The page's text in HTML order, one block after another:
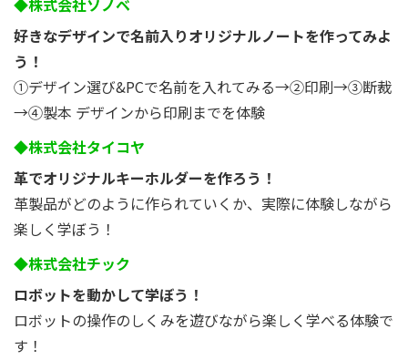
◆株式会社ソノベ
好きなデザインで名前入りオリジナルノートを作ってみよ
う！
①デザイン選び&PCで名前を入れてみる→②印刷→③断裁
→④製本 デザインから印刷までを体験
◆株式会社タイコヤ
革でオリジナルキーホルダーを作ろう！
革製品がどのように作られていくか、実際に体験しながら
楽しく学ぼう！
◆株式会社チック
ロボットを動かして学ぼう！
ロボットの操作のしくみを遊びながら楽しく学べる体験で
す！